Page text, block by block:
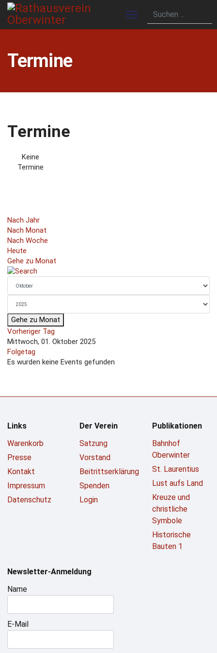
Termine
Termine
Keine
Termine
Nach Jahr
Nach Monat
Nach Woche
Heute
Gehe zu Monat
Gehe zu Monat
Vorheriger Tag
Mittwoch, 01. Oktober 2025
Folgetag
Es wurden keine Events gefunden
Links
Warenkorb
Presse
Kontakt
Impressum
Datenschutz
Der Verein
Satzung
Vorstand
Beitrittserklärung
Spenden
Login
Publikationen
Bahnhof
Oberwinter
St. Laurentius
Lust aufs Land
Kreuze und
christliche
Symbole
Historische
Bauten 1
Newsletter-Anmeldung
Name
E-Mail